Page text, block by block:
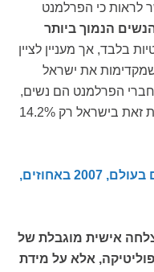
4 להלן אפשר לראות כי הפרלמנט
הנמוך ביותר
בלבד, אך מעניין לציין
את ישראל
הנשים. בקובה לדוגמה 36% מחברי הפרלמנט הם נשים,
בסינגפור 24.5%, ובסין 20.3%, לעומת זאת בישראל רק 14.2%
ראו תרשים 4: נשים בבתי מחוקקים בעולם, 2007 באחוזים,
אישית מוגבלת של
אלא על מידת